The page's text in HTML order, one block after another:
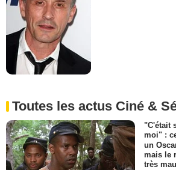
Toutes les actus Ciné &
"C'était
moi" :
un
mais le
très